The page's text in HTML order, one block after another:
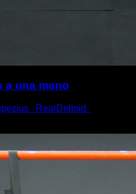
a una mano
∙ RearDeltoid ∙